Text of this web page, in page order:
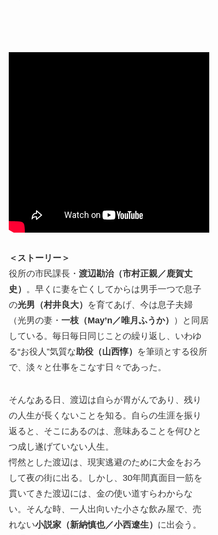
＜ストーリー＞
役所の市民課長・ 渡辺勘治（市村正親／鹿賀丈
史）
。早くに妻を亡くしてからは男手一つで息子
の光男（村井良大）
を育てあげ、今は息子夫婦
（光男の妻・ 一枝（May’n／唯月ふうか）
）と同居
している。毎日毎日同じことの繰り返し、いわゆ
る“お役人”気質な助役（山西惇）
を筆頭とする役所
で、淡々と仕事をこなす日々であった。
そんなある日、渡辺は自らが胃がんであり、残り
の人生が長くないことを知る。自らの生涯を振り
返ると、そこにあるのは、意味あることを何ひと
つ成し遂げていない人生。
愕然とした渡辺は、現実逃避のために大金をおろ
して夜の街に出る。しかし、30年間真面目一筋を
貫いてきた渡辺には、金の使い道すらわからな
い。そんな時、一人出向いた小さな飲み屋で、売
れない小説家（新納慎也／小西遼生） に出会う。